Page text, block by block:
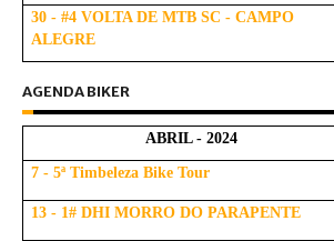
30 - #4 VOLTA DE MTB SC - CAMPO
ALEGRE
AGENDA BIKER
ABRIL - 2024
7 - 5ª Timbeleza Bike Tour
13 - 1# DHI MORRO DO PARAPENTE